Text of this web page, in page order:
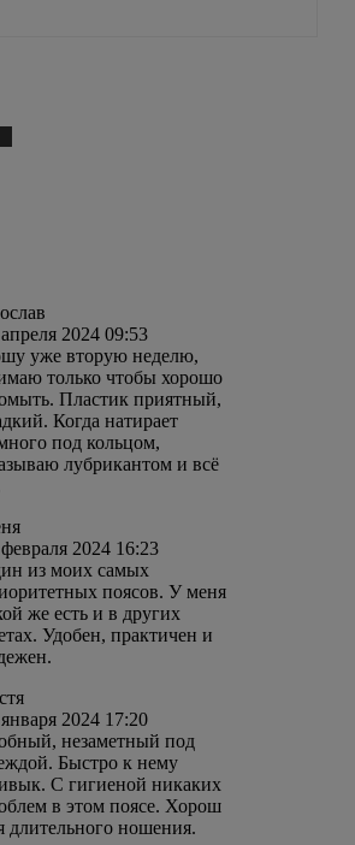
2024 09:53
уже вторую неделю,
только чтобы хорошо
Пластик приятный,
Когда натирает
под кольцом,
лубрикантом и всё
2024 16:23
из моих самых
поясов. У меня
же есть и в других
Удобен, практичен и
2024 17:20
незаметный под
Быстро к нему
С гигиеной никаких
в этом поясе. Хорош
длительного ношения.